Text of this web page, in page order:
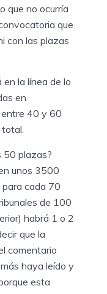
que no ocurría
que
con las plazas
la línea de lo
en
entre 40 y 60
50 plazas?
unos 3500
cada 70
de 100
habrá 1 o 2
que la
comentario
haya leído y
esta